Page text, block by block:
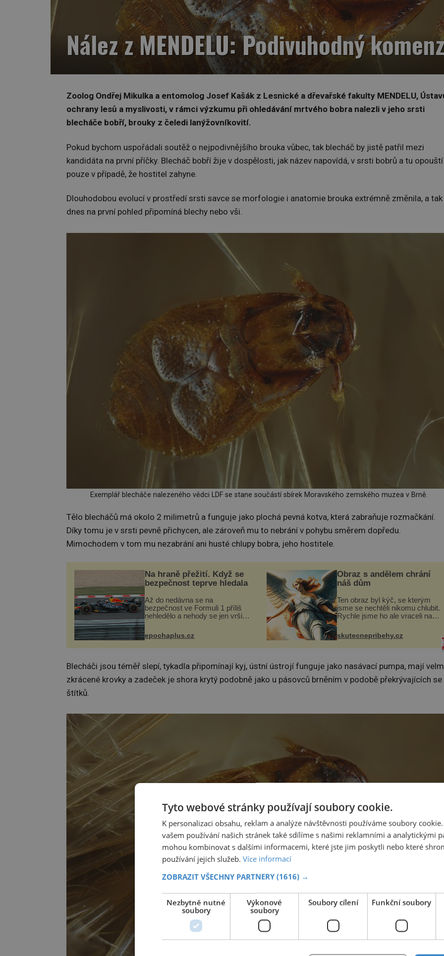
Nález z MENDELU: Podivuhodný
Zoolog Ondřej Mikulka a entomolog Josef Kašák z Lesnické a dřevařské fakulty MENDELU,
ochrany lesů a myslivosti, v rámci výzkumu při ohledávání mrtvého bobra nalezli v jeho srsti
blecháče bobří, brouky z čeledi lanýžovníkovití.
Pokud bychom uspořádali soutěž o nejpodivnějšího brouka vůbec, tak blecháč by jistě patřil mezi
kandidáta na první příčky. Blecháč bobří žije v dospělosti, jak název napovídá, v srsti bobrů a tu opouští
pouze v případě, že hostitel zahyne.
Dlouhodobou evolucí v prostředí srsti savce se morfologie i anatomie brouka extrémně změnila, a tak
dnes na první pohled připomíná blechy nebo vši.
Exemplář blecháče nalezeného vědci LDF se stane součástí sbírek Moravského zemského muzea v Brně.
Tělo blecháčů má okolo 2 milimetrů a funguje jako plochá pevná kotva, která zabraňuje rozmačkání.
Díky tomu je v srsti pevně přichycen, ale zároveň mu to nebrání v pohybu směrem dopředu.
Mimochodem v tom mu nezabrání ani husté chlupy bobra, jeho hostitele.
Na hraně přežití. Když se
bezpečnost teprve hledala
Až do nedávna se na
bezpečnost ve Formuli 1 příliš
nehledělo a nehody se jen vršily.
kůži, často s trvalými následky
nebo bohužel i ztrátou života.
Dnes nepochopiteln...
epochaplus.cz
Obraz s andělem chrání
náš dům
Ten obraz byl kýč, se kterým
jsme se nechtěli nikomu chlubit.
Rychle jsme ho ale vraceli na
Vaškem jsme si pořídili
chaloupku, takový domek na
severu Čech, kde jsme si
skutecnepribehy.cz
Blecháči jsou téměř slepí, tykadla připomínají kyj, ústní ústrojí funguje jako nasávací pumpa, mají
zkrácené krovky a zadeček je shora krytý podobně jako u pásovců brněním v podobě překrývajících se
štítků.
Tyto webové stránky používají soubory cookie.
K personalizaci obsahu, reklam a analýze návštěvnosti používáme soubory
vašem používání našich stránek také sdílíme s našimi reklamními a analytickými
mohou kombinovat s dalšími informacemi, které jste jim poskytli nebo které
používání jejich služeb. Více informací
ZOBRAZIT VŠECHNY PARTNERY (1616) →
Nezbytně nutné
soubory
Výkonové
soubory
Soubory cílení Funkční soubory